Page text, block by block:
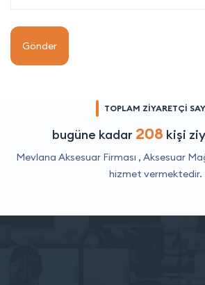
Gönder
TOPLAM ZİYARETÇİ
bugüne kadar 208 kişi
Mevlana Aksesuar Firması , Aksesuar
hizmet vermektedir.